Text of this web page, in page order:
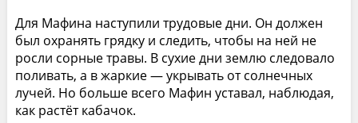
Для Мафина наступили трудовые дни. Он должен
был охранять грядку и следить, чтобы на ней не
росли сорные травы. В сухие дни землю следовало
поливать, а в жаркие — укрывать от солнечных
лучей. Но больше всего Мафин уставал, наблюдая,
как растёт кабачок.